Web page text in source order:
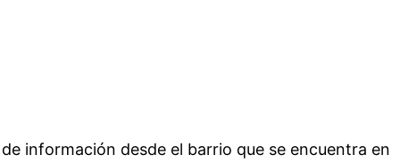
información desde el barrio que se encuentra en